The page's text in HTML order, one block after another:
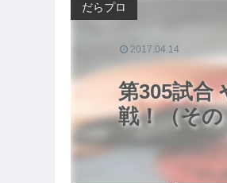
第305試合
戦！（そ
だらプロ
2017.04.14